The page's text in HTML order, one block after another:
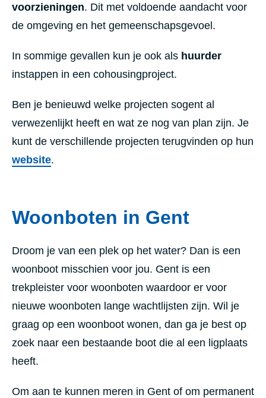
voorzieningen. Dit met voldoende aandacht voor
de omgeving en het gemeenschapsgevoel.
In sommige gevallen kun je ook als huurder
instappen in een cohousingproject.
Ben je benieuwd welke projecten sogent al
verwezenlijkt heeft en wat ze nog van plan zijn. Je
kunt de verschillende projecten terugvinden op hun
website.
Woonboten in Gent
Droom je van een plek op het water? Dan is een
woonboot misschien voor jou. Gent is een
trekpleister voor woonboten waardoor er voor
nieuwe woonboten lange wachtlijsten zijn. Wil je
graag op een woonboot wonen, dan ga je best op
zoek naar een bestaande boot die al een ligplaats
heeft.
Om aan te kunnen meren in Gent of om permanent